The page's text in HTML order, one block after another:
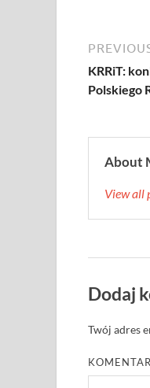
KRRiT:
Polskiego
About
View all
Dodaj
Twój adres